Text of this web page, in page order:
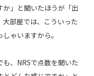
」と聞いたほうが「出
部屋では、こういった
ゃいますから。
、NRSで点数を聞いた